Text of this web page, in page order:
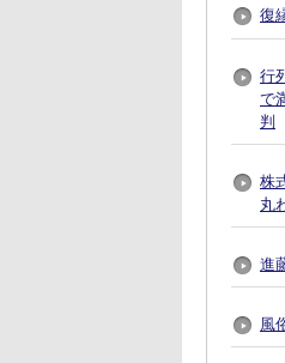
復
行
で
判
株
丸
進
風